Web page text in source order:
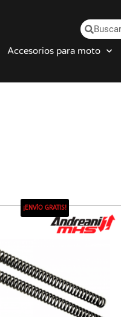
Accesorios para moto
¡ENVÍO GRATIS!